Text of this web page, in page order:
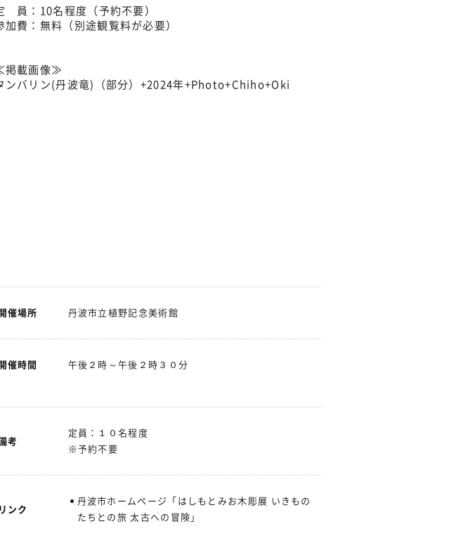
員：10名程度（予約不要）
加費：無料（別途観覧料が必要）
掲載画像≫
ンバリン(丹波竜)（部分）+2024年+Photo+Chiho+Oki
開催場所 丹波市立植野記念美術館
開催時間 午後２時～午後２時３０分
考
定員：１０名程度
※予約不要
リンク
丹波市ホームページ「はしもとみお木彫展 いきもの
たちとの旅 太古への冒険」